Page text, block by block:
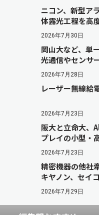
ニコン、新型ア
体露光工程を高
2026年7月30日
岡山大など、単
光通信やセンサ
2026年7月28日
レーザー無線給
2026年7月23日
阪大と立命大、
プレイの小型・
2026年7月23日
精密機器の他社
キヤノン、セイ
2026年7月29日